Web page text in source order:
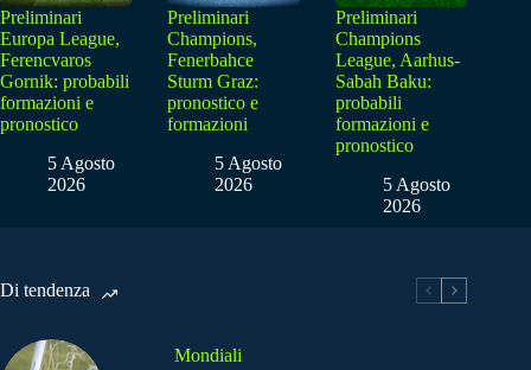
Preliminari
Europa League,
Ferencvaros
Gornik: probabili
formazioni e
pronostico
5 Agosto
2026
Preliminari
Champions,
Fenerbahce
Sturm Graz:
pronostico e
formazioni
5 Agosto
2026
Preliminari
Champions
League, Aarhus-
Sabah Baku:
probabili
formazioni e
pronostico
5 Agosto
2026
Di tendenza
Mondiali